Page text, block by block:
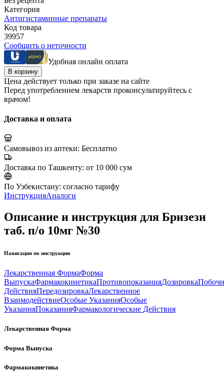
Категория
Антигистаминные препараты
Код товара
39957
Сообщить о неточности
Удобная онлайн оплата
В корзину
Цена действует только при заказе на сайте
Перед употреблением лекарств проконсультируйтесь с
врачом!
Доставка и оплата
Самовывоз из аптеки: Бесплатно
Доставка по Ташкенту: от 10 000 сум
По Узбекистану: согласно тарифу
ИнструкцияАналоги
Описание и инструкция для Бризези
таб. п/о 10мг №30
Навигация по инструкции
Лекарственная ФормаФорма
ВыпускаФармакокинетикаПротивопоказанияДозировка
ДействияПередозировкаЛекарственное
ВзаимодействиеОсобые УказанияОсобые
УказанияПоказанияФармакологические Действия
Лекарственная Форма
Форма Выпуска
Фармакокинетика